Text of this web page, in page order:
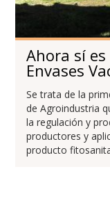
Ahora sí
Envases
Se trata de la
de Agroindustria
la regulación y
productores y
producto